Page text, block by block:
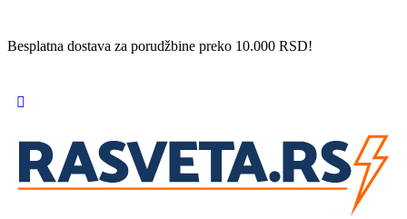
Besplatna dostava za porudžbine preko 10.000 RSD!